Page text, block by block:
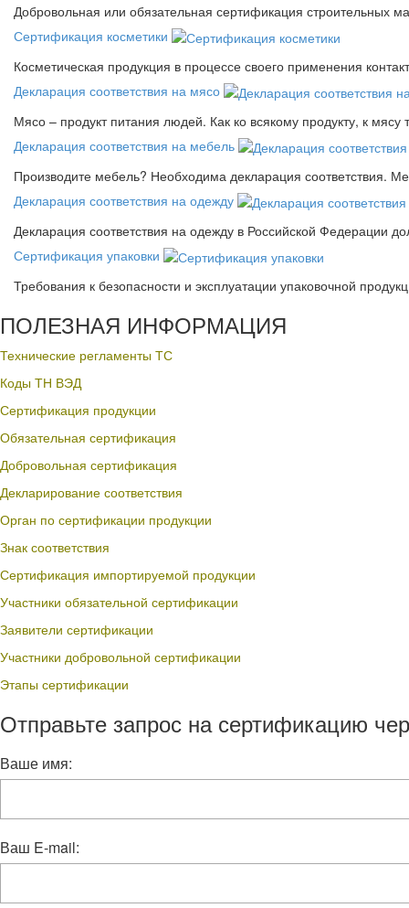
Добровольная или обязательная сертификация строительных
Сертификация косметики
Косметическая продукция в процессе своего применения
Декларация соответствия на мясо
Мясо – продукт питания людей. Как ко всякому продукту, к мясу
Декларация соответствия на мебель
Производите мебель? Необходима декларация соответствия.
Декларация соответствия на одежду
Декларация соответствия на одежду в Российской Федерации
Сертификация упаковки
Требования к безопасности и эксплуатации упаковочной
ПОЛЕЗНАЯ ИНФОРМАЦИЯ
Технические регламенты ТС
Коды ТН ВЭД
Сертификация продукции
Обязательная сертификация
Добровольная сертификация
Декларирование соответствия
Орган по сертификации продукции
Знак соответствия
Сертификация импортируемой продукции
Участники обязательной сертификации
Заявители сертификации
Участники добровольной сертификации
Этапы сертификации
Отправьте запрос на сертификацию
Ваше имя:
Ваш E-mail: